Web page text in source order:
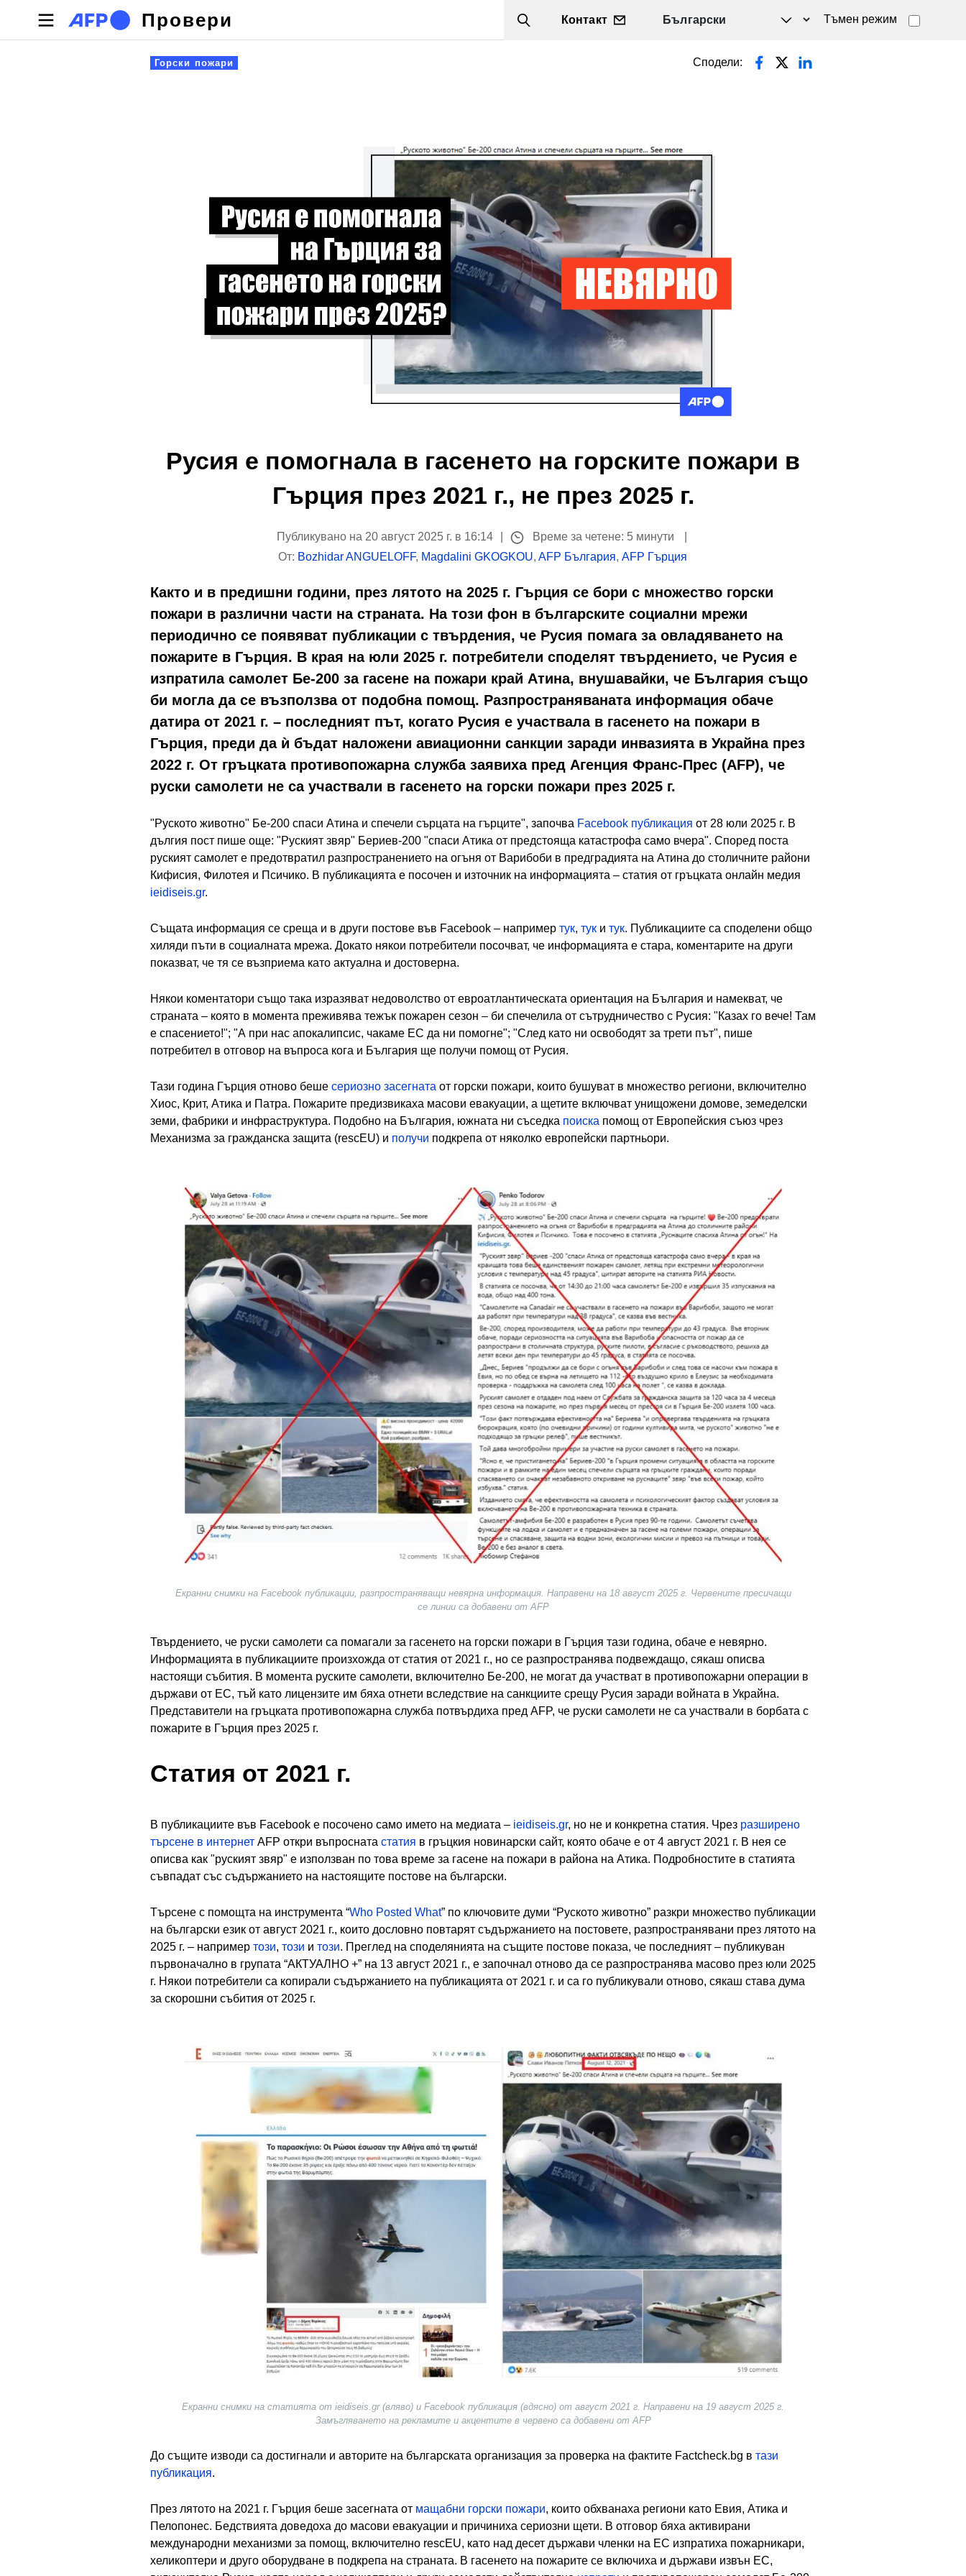
Премини към основното съдържание
Провери Search
Контакт Тъмен режим
Primary tabs
Горски пожари Сподели:
Русия е помогнала в гасенето на горските пожари в
Гърция през 2021 г., не през 2025 г.
Публикувано на 20 август 2025 г. в 16:14
Време за четене: 5 минути
От: Bozhidar ANGUELOFF, Magdalini GKOGKOU,AFP България,AFP Гърция
Както и в предишни години, през лятото на 2025 г. Гърция се бори с множество горски
пожари в различни части на страната. На този фон в българските социални мрежи
периодично се появяват публикации с твърдения, че Русия помага за овладяването на
пожарите в Гърция. В края на юли 2025 г. потребители споделят твърдението, че Русия е
изпратила самолет Бе-200 за гасене на пожари край Атина, внушавайки, че България също
би могла да се възползва от подобна помощ. Разпространяваната информация обаче
датира от 2021 г. – последният път, когато Русия е участвала в гасенето на пожари в
Гърция, преди да ѝ бъдат наложени авиационни санкции заради инвазията в Украйна през
2022 г. От гръцката противопожарна служба заявиха пред Агенция Франс-Прес (AFP), че
руски самолети не са участвали в гасенето на горски пожари през 2025 г.
"Руското животно" Бе-200 спаси Атина и спечели сърцата на гърците", започва Facebook публикация от 28 юли 2025 г. В
дългия пост пише още: "Руският звяр" Бериев-200 "спаси Атика от предстояща катастрофа само вчера". Според поста
руският самолет е предотвратил разпространението на огъня от Варибоби в предградията на Атина до столичните райони
Кифисия, Филотея и Псичико. В публикацията е посочен и източник на информацията – статия от гръцката онлайн медия
ieidiseis.gr.
Същата информация се среща и в други постове във Facebook – например тук, тук и тук. Публикациите са споделени общо
хиляди пъти в социалната мрежа. Докато някои потребители посочват, че информацията е стара, коментарите на други
показват, че тя се възприема като актуална и достоверна.
Някои коментатори също така изразяват недоволство от евроатлантическата ориентация на България и намекват, че
страната – която в момента преживява тежък пожарен сезон – би спечелила от сътрудничество с Русия: "Казах го вече! Там
е спасението!"; "А при нас апокалипсис, чакаме ЕС да ни помогне"; "След като ни освободят за трети път", пише
потребител в отговор на въпроса кога и България ще получи помощ от Русия.
Тази година Гърция отново беше сериозно засегната от горски пожари, които бушуват в множество региони, включително
Хиос, Крит, Атика и Патра. Пожарите предизвикаха масови евакуации, а щетите включват унищожени домове, земеделски
земи, фабрики и инфраструктура. Подобно на България, южната ни съседка поиска помощ от Европейския съюз чрез
Механизма за гражданска защита (rescEU) и получи подкрепа от няколко европейски партньори.
Екранни снимки на Facebook публикации, разпространяващи невярна информация. Направени на 18 август 2025 г. Червените пресичащи
се линии са добавени от AFP
Твърдението, че руски самолети са помагали за гасенето на горски пожари в Гърция тази година, обаче е невярно.
Информацията в публикациите произхожда от статия от 2021 г., но се разпространява подвеждащо, сякаш описва
настоящи събития. В момента руските самолети, включително Бе-200, не могат да участват в противопожарни операции в
държави от ЕС, тъй като лицензите им бяха отнети вследствие на санкциите срещу Русия заради войната в Украйна.
Представители на гръцката противопожарна служба потвърдиха пред AFP, че руски самолети не са участвали в борбата с
пожарите в Гърция през 2025 г.
Статия от 2021 г.
В публикациите във Facebook е посочено само името на медиата – ieidiseis.gr, но не и конкретна статия. Чрез разширено
търсене в интернет AFP откри въпросната статия в гръцкия новинарски сайт, която обаче е от 4 август 2021 г. В нея се
описва как "руският звяр" е използван по това време за гасене на пожари в района на Атика. Подробностите в статията
съвпадат със съдържанието на настоящите постове на български.
Търсене с помощта на инструмента “Who Posted What” по ключовите думи “Руското животно” разкри множество публикации
на български език от август 2021 г., които дословно повтарят съдържанието на постовете, разпространявани през лятото на
2025 г. – например този, този и този. Преглед на споделянията на същите постове показа, че последният – публикуван
първоначално в групата “АКТУАЛНО +” на 13 август 2021 г., е започнал отново да се разпространява масово през юли 2025
г. Някои потребители са копирали съдържанието на публикацията от 2021 г. и са го публикували отново, сякаш става дума
за скорошни събития от 2025 г.
Екранни снимки на статията от ieidiseis.gr (вляво) и Facebook публикация (вдясно) от август 2021 г. Направени на 19 август 2025 г.
Замъгляването на рекламите и акцентите в червено са добавени от AFP
До същите изводи са достигнали и авторите на българската организация за проверка на фактите Factcheck.bg в тази
публикация.
През лятото на 2021 г. Гърция беше засегната от мащабни горски пожари, които обхванаха региони като Евия, Атика и
Пелопонес. Бедствията доведоха до масови евакуации и причиниха сериозни щети. В отговор бяха активирани
международни механизми за помощ, включително rescEU, като над десет държави членки на ЕС изпратиха пожарникари,
хеликоптери и друго оборудване в подкрепа на страната. В гасенето на пожарите се включиха и държави извън ЕС,